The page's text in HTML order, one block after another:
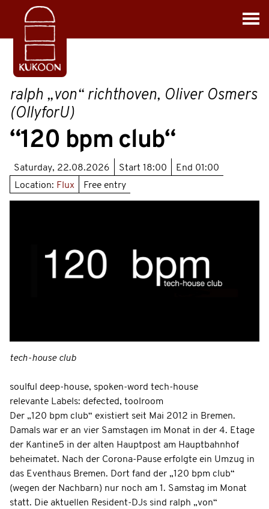
ralph „von“ richthoven, Oliver Osmers
(OllyforU)
“120 bpm club“
Saturday, 22.08.2026 Start 18:00 End 01:00
Location: Flux Free entry
tech-house club
soulful deep-house, spoken-word tech-house
relevante Labels: defected, toolroom
Der „120 bpm club“ existiert seit Mai 2012 in Bremen.
Damals war er an vier Samstagen im Monat in der 4. Etage
der Kantine5 in der alten Hauptpost am Hauptbahnhof
beheimatet. Nach der Corona-Pause erfolgte ein Umzug in
das Eventhaus Bremen. Dort fand der „120 bpm club“
(wegen der Nachbarn) nur noch am 1. Samstag im Monat
statt. Die aktuellen Resident-DJs sind ralph „von“